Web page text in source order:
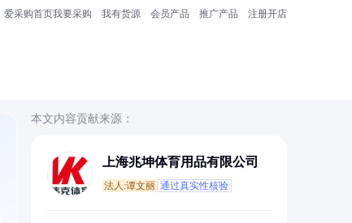
爱采购首页我要采购 我有货源 会员产品 推广产品 注册开店
本文内容贡献来源：
上海兆坤体育用品有限公司
法人:谭文丽 通过真实性核验